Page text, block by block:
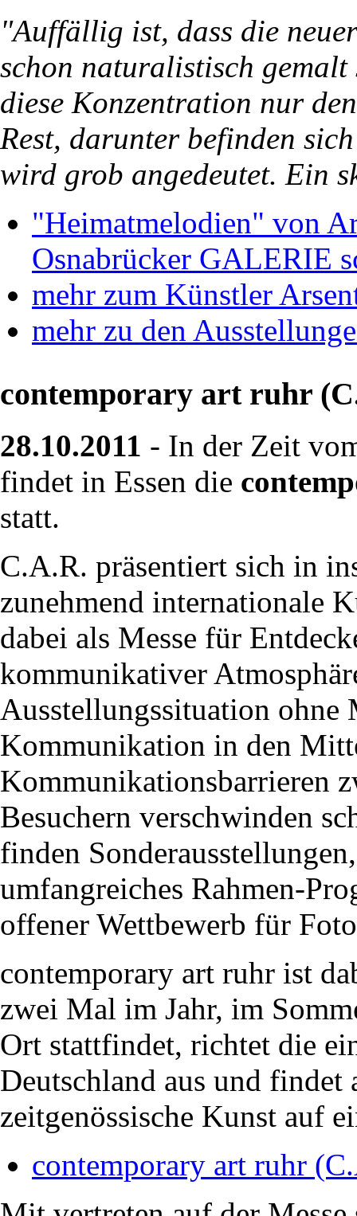
"Auffällig ist, dass die
schon naturalistisch
diese Konzentration nur
Rest, darunter befinden
wird grob angedeutet. Ein
"Heimatmelodien" von
Osnabrücker GALERIE
mehr zum Künstler
mehr zu den
contemporary art ruhr
28.10.2011 - In der Zeit
findet in Essen die
statt.
C.A.R. präsentiert sich in
zunehmend internationale
dabei als Messe für
kommunikativer
Ausstellungssituation ohne
Kommunikation in den
Kommunikationsbarrieren
Besuchern verschwinden
finden
umfangreiches Rahmen-
offener Wettbewerb für
contemporary art ruhr ist
zwei Mal im Jahr, im
Ort stattfindet, richtet die
Deutschland aus und findet
zeitgenössische Kunst auf
contemporary art ruhr